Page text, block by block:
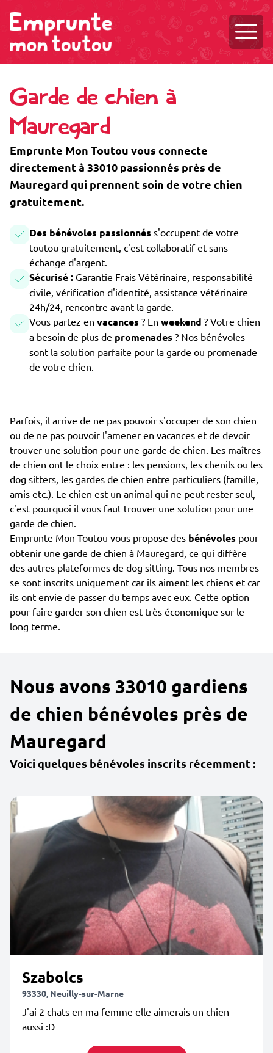
Garde de chien à
Mauregard
Emprunte Mon Toutou vous connecte
directement à 33010 passionnés près de
Mauregard qui prennent soin de votre chien
gratuitement.
Des bénévoles passionnés s'occupent de votre
toutou gratuitement, c'est collaboratif et sans
échange d'argent.
Sécurisé : Garantie Frais Vétérinaire, responsabilité
civile, vérification d'identité, assistance vétérinaire
24h/24, rencontre avant la garde.
Vous partez en vacances ? En weekend ? Votre chien
a besoin de plus de promenades ? Nos bénévoles
sont la solution parfaite pour la garde ou promenade
de votre chien.
Parfois, il arrive de ne pas pouvoir s'occuper de son chien
ou de ne pas pouvoir l'amener en vacances et de devoir
trouver une solution pour une garde de chien. Les maîtres
de chien ont le choix entre : les pensions, les chenils ou les
dog sitters, les gardes de chien entre particuliers (famille,
amis etc.). Le chien est un animal qui ne peut rester seul,
c'est pourquoi il vous faut trouver une solution pour une
garde de chien.
Emprunte Mon Toutou vous propose des bénévoles pour
obtenir une garde de chien à Mauregard, ce qui diffère
des autres plateformes de dog sitting. Tous nos membres
se sont inscrits uniquement car ils aiment les chiens et car
ils ont envie de passer du temps avec eux. Cette option
pour faire garder son chien est très économique sur le
long terme.
Nous avons 33010 gardiens
de chien bénévoles près de
Mauregard
Voici quelques bénévoles inscrits récemment :
Szabolcs
93330, Neuilly-sur-Marne
J'ai 2 chats en ma femme elle aimerais un chien
aussi :D